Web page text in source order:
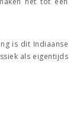
is dit Indiaanse
als eigentijds